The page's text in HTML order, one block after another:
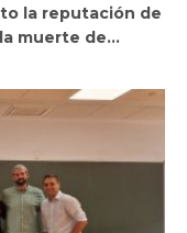
la reputación de
muerte de…